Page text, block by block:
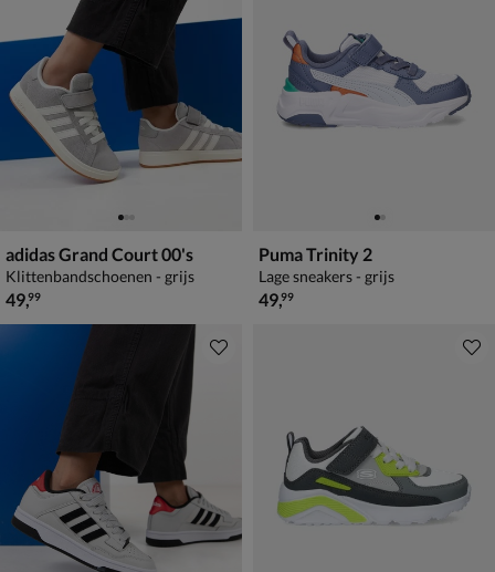
adidas Grand Court 00's
Klittenbandschoenen - grijs
€ 49,99
49,99
Puma Trinity 2
Lage sneakers - grijs
€ 49,99
49,99